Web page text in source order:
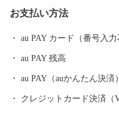
お支払い方法
au PAY カード（番号入力
au PAY 残高
au PAY（auかんたん決
クレジットカード決済（